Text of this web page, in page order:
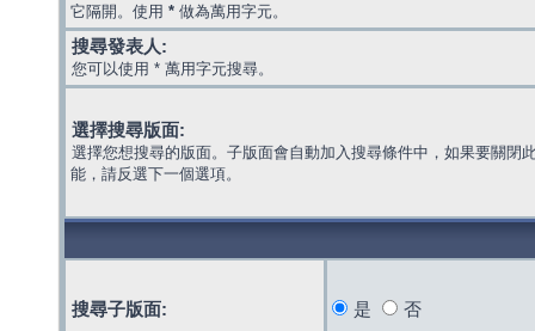
它隔開。使用 * 做為萬用字元。
搜尋發表人:
您可以使用 * 萬用字元搜尋。
選擇搜尋版面:
選擇您想搜尋的版面。子版面會自動加入搜尋條件中，如果要關閉
能，請反選下一個選項。
搜尋子版面: 是 否